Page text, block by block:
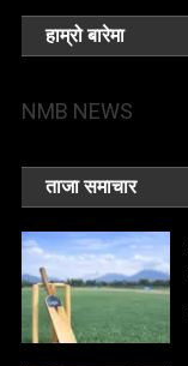
हाम्रो बारेमा
NMB NEWS
ताजा समाचार